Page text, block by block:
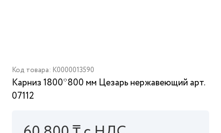
Код товара: K0000013590
Карниз 1800*800 мм Цезарь нержавеющий арт.
07112